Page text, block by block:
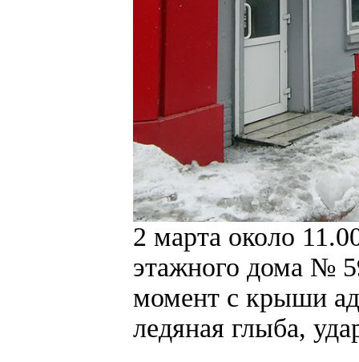
2 марта около
этажного дома №
момент с крыши
ледяная глыба,